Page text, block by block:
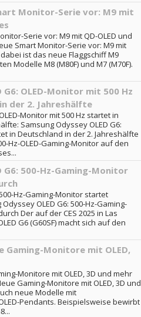
Monitor-Serie vor: M9 mit
Serie vor: M9 mit QD-OLED und
Smart Monitor-Serie vor: M9 mit
ist das neue Flaggschiff M9
Modelle M8 (M80F) und M7 (M70F).
G6: OLED-Monitor mit 500 Hz
der 2. Jahreshälfte
Monitor mit 500 Hz startet in
Samsung Odyssey OLED G6:
in Deutschland in der 2. Jahreshälfte
Hz-OLED-Gaming-Monitor auf den
G6: 500-Hz-Gaming-Monitor
Hz-Gaming-Monitor startet
OLED G6: 500-Hz-Gaming-
Der auf der CES 2025 in Las
G6 (G60SF) macht sich auf den
Gaming-Monitore mit OLED,
Monitore mit OLED, 3D und mehr
Gaming-Monitore mit OLED, 3D und
neue Modelle mit
Pendants. Beispielsweise bewirbt